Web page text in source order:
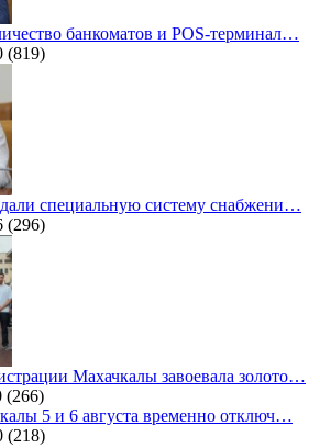
банкоматов и POS-терминал…
(819)
специальную систему снабжени…
(296)
Махачкалы завоевала золото…
(266)
5 и 6 августа временно отключ…
(218)